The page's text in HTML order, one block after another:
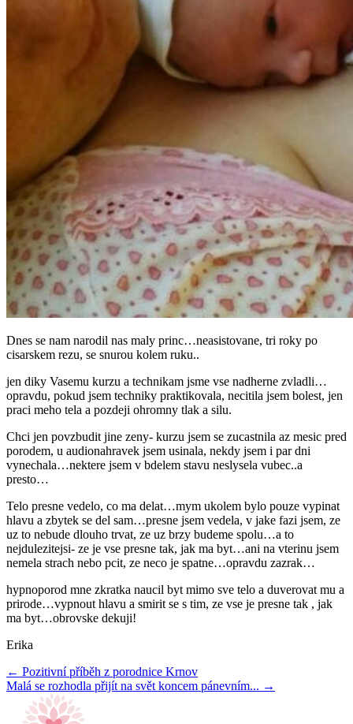
Dnes se nam narodil nas maly princ…neasistovane, tri roky po
cisarskem rezu, se snurou kolem ruku..
jen diky Vasemu kurzu a technikam jsme vse nadherne zvladli…
opravdu, pokud jsem techniky praktikovala, necitila jsem bolest, jen
praci meho tela a pozdeji ohromny tlak a silu.
Chci jen povzbudit jine zeny- kurzu jsem se zucastnila az mesic pred
porodem, u audionahravek jsem usinala, nekdy jsem i par dni
vynechala…nektere jsem v bdelem stavu neslysela vubec..a
presto…
Telo presne vedelo, co ma delat…mym ukolem bylo pouze vypinat
hlavu a zbytek se del sam…presne jsem vedela, v jake fazi jsem, ze
uz to nebude dlouho trvat, ze uz brzy budeme spolu…a to
nejdulezitejsi- ze je vse presne tak, jak ma byt…ani na vterinu jsem
nemela strach nebo pcit, ze neco je spatne…opravdu zazrak…
hypnoporod mne zkratka naucil byt mimo sve telo a duverovat mu a
prirode…vypnout hlavu a smirit se s tim, ze vse je presne tak , jak
ma byt…obrovske dekuji!
Erika
← Pozitivní příběh z porodnice Krnov
Malá se rozhodla přijít na svět koncem pánevním... →